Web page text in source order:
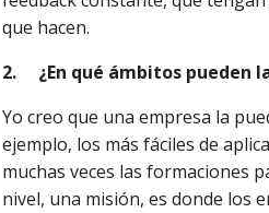
que hacen.
2. ¿En qué ámbitos pueden
Yo creo que una empresa la
ejemplo, los más fáciles de
muchas veces las formaciones
nivel, una misión, es donde los